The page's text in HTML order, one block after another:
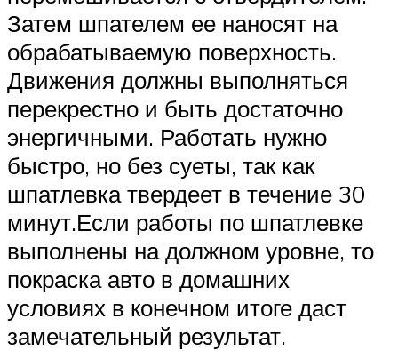
Затем шпателем ее наносят на
обрабатываемую поверхность.
Движения должны выполняться
перекрестно и быть достаточно
энергичными. Работать нужно
быстро, но без суеты, так как
шпатлевка твердеет в течение 30
минут.Если работы по шпатлевке
выполнены на должном уровне, то
покраска авто в домашних
условиях в конечном итоге даст
замечательный результат.